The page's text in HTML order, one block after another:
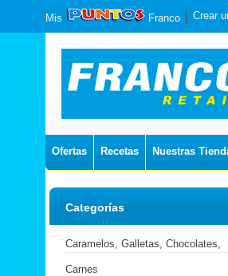
Mis Franco Crear
Ofertas Recetas Nuestras
Categorías
Caramelos, Galletas, Chocolates,
Carnes